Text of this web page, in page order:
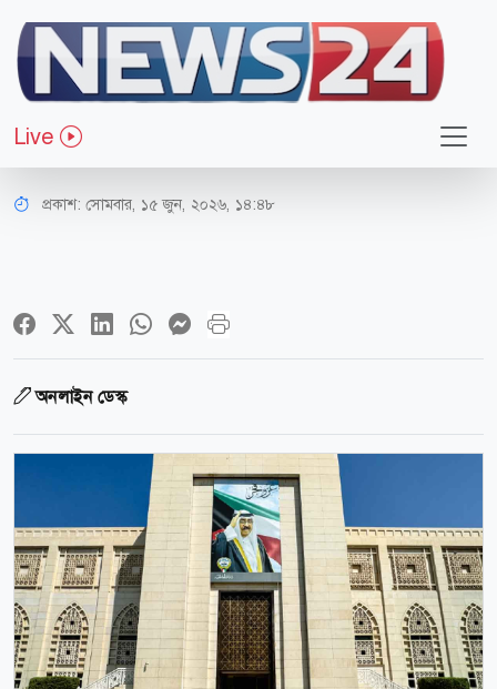
Live
আন্তর্জাতিক
যুক্তরাষ্ট্র–ইরান সমঝোতা নিয়ে কুয়েতের
স্বাগত বার্তা
প্রকাশ: সোমবার, ১৫ জুন, ২০২৬, ১৪:৪৮
অনলাইন ডেস্ক